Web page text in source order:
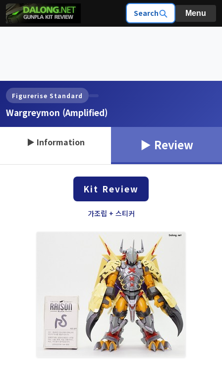
Search Menu
Figurerise Standard
Wargreymon (Amplified)
▶ Information ▶ Review
Kit Review
가조립 + 스티커